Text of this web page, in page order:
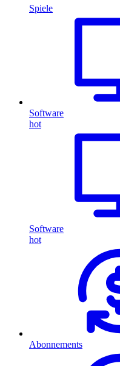
Spiele
Software
hot
Software
hot
Abonnements